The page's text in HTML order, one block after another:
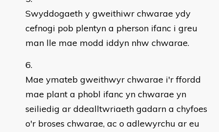
Swyddogaeth y gweithiwr chwarae ydy
cefnogi pob plentyn a pherson ifanc i greu
man lle mae modd iddyn nhw chwarae.
Mae ymateb gweithwyr chwarae i'r ffordd
mae plant a phobl ifanc yn chwarae yn
seiliedig ar ddealltwriaeth gadarn a chyfoes
o'r broses chwarae, ac o adlewyrchu ar eu